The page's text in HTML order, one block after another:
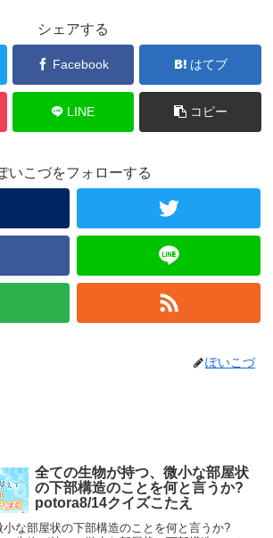
シェアする
Facebook はてブ
LINE コピー
いこづをフォローする
ぽいこづ
全ての生物が持つ、微小な部屋状
の下部構造のことを何と言うか?
potora8/14クイズこたえ
な部屋状の下部構造のことを何と言うか?